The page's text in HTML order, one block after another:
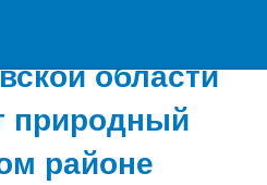
области
природный
районе